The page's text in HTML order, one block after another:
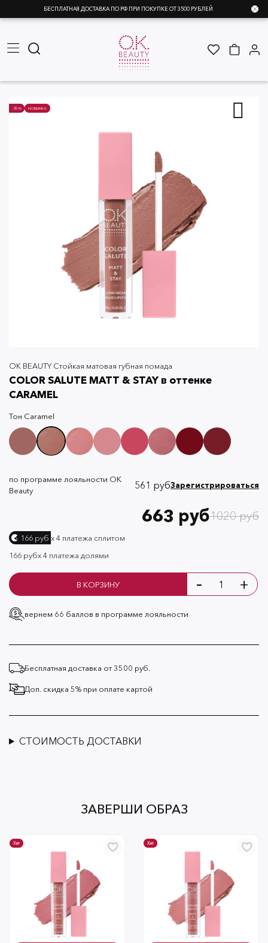
БЕСПЛАТНАЯ ДОСТАВКА ПО РФ ПРИ ПОКУПКЕ ОТ 3500 РУБЛЕЙ
-35% НОВИНКА
OK BEAUTY Стойкая матовая губная помада
COLOR SALUTE MATT & STAY в оттенке
CARAMEL
Тон Caramel
по программе лояльности OK
Beauty
561 рубЗарегистрироваться
1020 руб
663 руб
166 руб х 4 платежа сплитом
166 рубх 4 платежа долями
В КОРЗИНУ - +
вернем 66 баллов в программе лояльности
Бесплатная доставка от 3500 руб.
Доп. скидка 5% при оплате картой
СТОИМОСТЬ ДОСТАВКИ
ЗАВЕРШИ ОБРАЗ
Хит Хит